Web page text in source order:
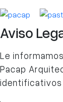
Aviso
Le
Pacap
identificativos